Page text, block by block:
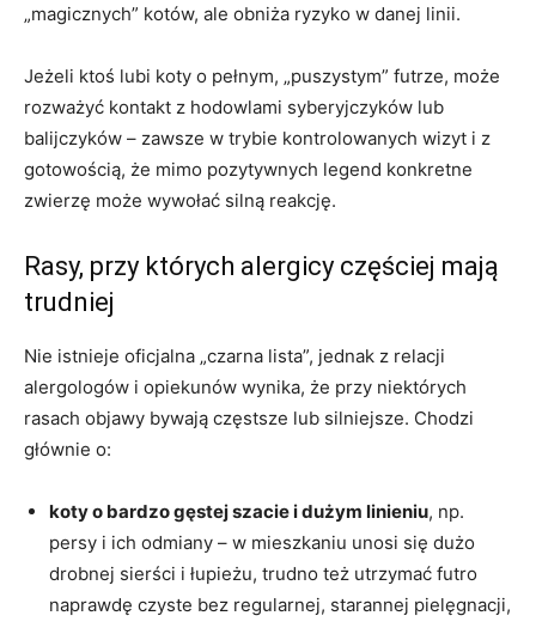
„magicznych” kotów, ale obniża ryzyko w danej linii.
Jeżeli ktoś lubi koty o pełnym, „puszystym” futrze, może
rozważyć kontakt z hodowlami syberyjczyków lub
balijczyków – zawsze w trybie kontrolowanych wizyt i z
gotowością, że mimo pozytywnych legend konkretne
zwierzę może wywołać silną reakcję.
Rasy, przy których alergicy częściej mają
trudniej
Nie istnieje oficjalna „czarna lista”, jednak z relacji
alergologów i opiekunów wynika, że przy niektórych
rasach objawy bywają częstsze lub silniejsze. Chodzi
głównie o:
koty o bardzo gęstej szacie i dużym linieniu, np.
persy i ich odmiany – w mieszkaniu unosi się dużo
drobnej sierści i łupieżu, trudno też utrzymać futro
naprawdę czyste bez regularnej, starannej pielęgnacji,